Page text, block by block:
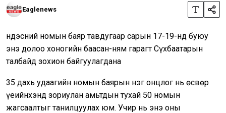
Eaglenews
Үндэсний номын баяр тавдугаар сарын 17-19-нд буюу
энэ долоо хоногийн баасан-ням гарагт Сүхбаатарын
талбайд зохион байгуулагдана
35 дахь удаагийн номын баярын нэг онцлог нь өсвөр
үеийнхэнд зориулан амьтдын тухай 50 номын
жагсаалтыг танилцуулах юм. Учир нь энэ оны